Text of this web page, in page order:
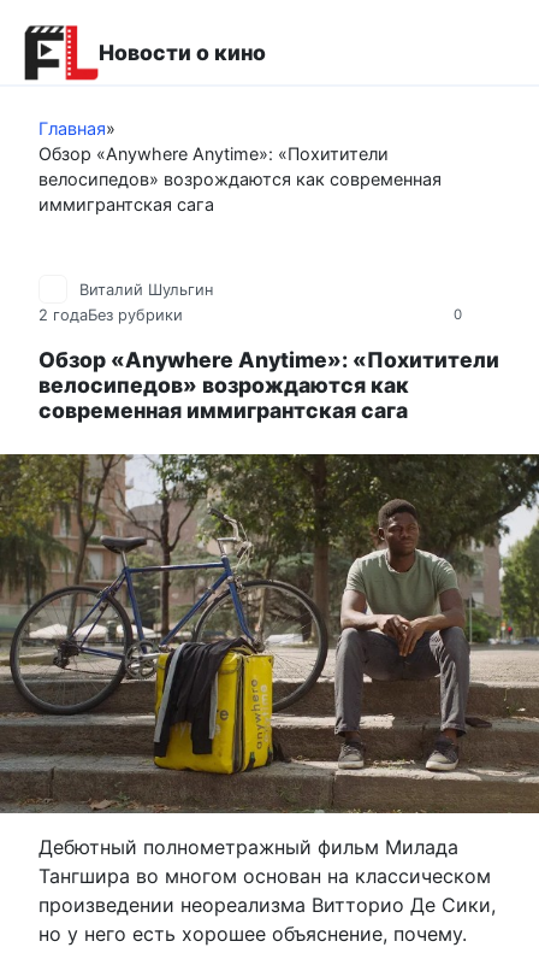
контенту
Новости о кино
Главная»
Обзор «Anywhere Anytime»: «Похитители
велосипедов» возрождаются как современная
иммигрантская сага
0
Виталий Шульгин
2 годаБез рубрики
Обзор «Anywhere Anytime»: «Похитители
велосипедов» возрождаются как
современная иммигрантская сага
Дебютный полнометражный фильм Милада
Тангшира во многом основан на классическом
произведении неореализма Витторио Де Сики,
но у него есть хорошее объяснение, почему.